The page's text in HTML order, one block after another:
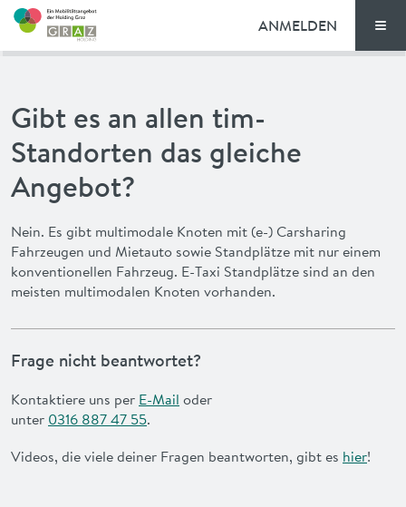
NEWS
ENGLISH
ANMELDEN
Gibt es an allen tim-
Standorten das gleiche
Angebot?
Nein. Es gibt multimodale Knoten mit (e-) Carsharing
Fahrzeugen und Mietauto sowie Standplätze mit nur einem
konventionellen Fahrzeug. E-Taxi Standplätze sind an den
meisten multimodalen Knoten vorhanden.
Frage nicht beantwortet?
Kontaktiere uns per E-Mail oder
unter 0316 887 47 55.
Videos, die viele deiner Fragen beantworten, gibt es hier!